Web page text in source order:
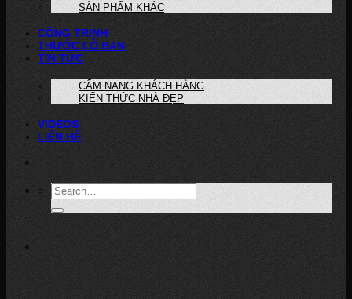
SẢN PHẨM KHÁC
CÔNG TRÌNH
THƯỚC LỖ BAN
TIN TỨC
CẨM NANG KHÁCH HÀNG
KIẾN THỨC NHÀ ĐẸP
VIDEOS
LIÊN HỆ